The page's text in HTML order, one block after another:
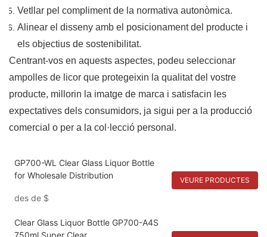
Vetllar pel compliment de la normativa autonòmica.
Alinear el disseny amb el posicionament del producte i
els objectius de sostenibilitat.
Centrant-vos en aquests aspectes, podeu seleccionar
ampolles de licor que protegeixin la qualitat del vostre
producte, millorin la imatge de marca i satisfacin les
expectatives dels consumidors, ja sigui per a la producció
comercial o per a la col·lecció personal.
GP700-WL Clear Glass Liquor Bottle
for Wholesale Distribution
des de $
VEURE PRODUCTES
Clear Glass Liquor Bottle GP700-A4S